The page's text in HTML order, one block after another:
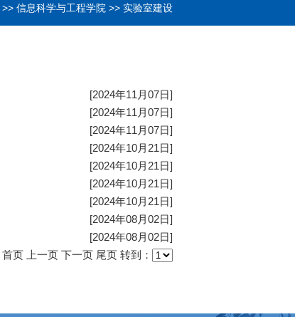
>> 信息科学与工程学院 >> 实验室建设
[2024年11月07日]
[2024年11月07日]
[2024年11月07日]
[2024年10月21日]
[2024年10月21日]
[2024年10月21日]
[2024年10月21日]
[2024年08月02日]
[2024年08月02日]
首页 上一页 下一页 尾页 转到：